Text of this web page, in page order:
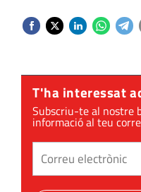
T'ha interessat
Subscriu-te al nostre
informació al teu